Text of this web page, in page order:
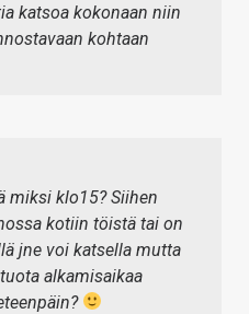
katsoa kokonaan niin
kohtaan
miksi klo15? Siihen
kotiin töistä tai on
jne voi katsella mutta
alkamisaikaa